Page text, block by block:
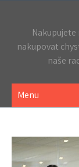
nakupovat
naše
Menu